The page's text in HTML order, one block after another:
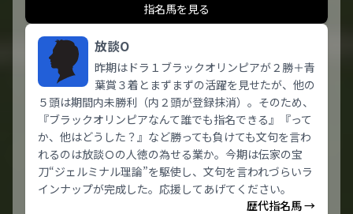
指名馬を見る
放談O
昨期はドラ１ブラックオリンピアが２勝＋青
葉賞３着とまずまずの活躍を見せたが、他の
５頭は期間内未勝利（内２頭が登録抹消）。そのため、
『ブラックオリンピアなんて誰でも指名できる』『って
か、他はどうした？』など勝っても負けても文句を言わ
れるのは放談Ｏの人徳の為せる業か。今期は伝家の宝
刀“ジェルミナル理論”を駆使し、文句を言われづらいラ
インナップが完成した。応援してあげてください。
歴代指名馬 →